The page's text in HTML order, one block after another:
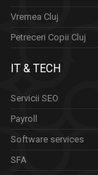
Vremea Cluj
Petreceri Copii Cluj
IT & TECH
Servicii SEO
Payroll
Software services
SFA